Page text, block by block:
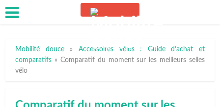
Mobilité douce» Accessoires vélos : Guide d’achat et
comparatifs » Comparatif du moment sur les meilleurs selles
vélo